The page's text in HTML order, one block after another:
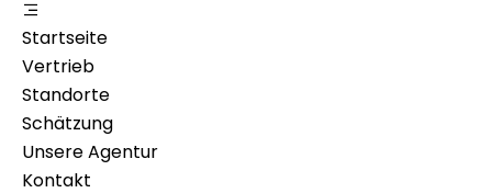
Startseite
Vertrieb
Standorte
Schätzung
Unsere Agentur
Kontakt